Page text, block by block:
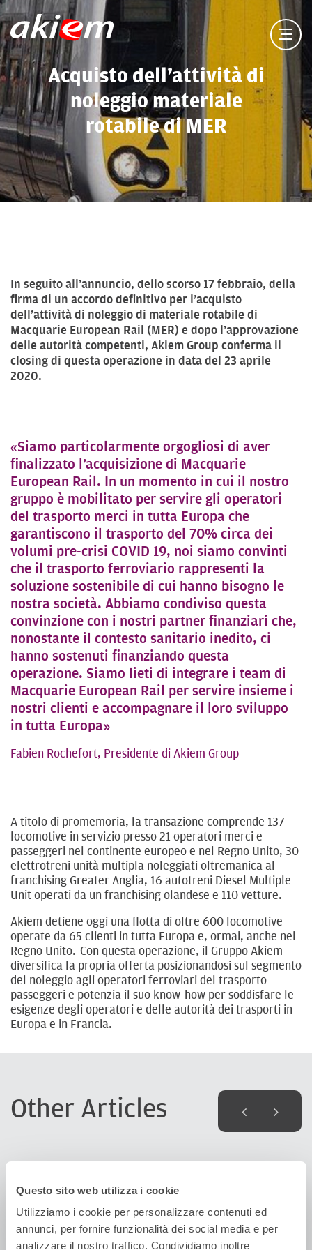
Questo sito web utilizza i cookie
Utilizziamo i cookie per personalizzare contenuti ed
annunci, per fornire funzionalità dei social media e per
analizzare il nostro traffico. Condividiamo inoltre
Acquisto dell’attività di
noleggio materiale
rotabile di MER
In seguito all’annuncio, dello scorso 17 febbraio, della
firma di un accordo definitivo per l’acquisto
dell’attività di noleggio di materiale rotabile di
Macquarie European Rail (MER) e dopo l’approvazione
delle autorità competenti, Akiem Group conferma il
closing di questa operazione in data del 23 aprile
2020.
«Siamo particolarmente orgogliosi di aver
finalizzato l’acquisizione di Macquarie
European Rail. In un momento in cui il nostro
gruppo è mobilitato per servire gli operatori
del trasporto merci in tutta Europa che
garantiscono il trasporto del 70% circa dei
volumi pre-crisi COVID 19, noi siamo convinti
che il trasporto ferroviario rappresenti la
soluzione sostenibile di cui hanno bisogno le
nostra società. Abbiamo condiviso questa
convinzione con i nostri partner finanziari che,
nonostante il contesto sanitario inedito, ci
hanno sostenuti finanziando questa
operazione. Siamo lieti di integrare i team di
Macquarie European Rail per servire insieme i
nostri clienti e accompagnare il loro sviluppo
in tutta Europa»
Fabien Rochefort, Presidente di Akiem Group
A titolo di promemoria, la transazione comprende 137
locomotive in servizio presso 21 operatori merci e
passeggeri nel continente europeo e nel Regno Unito, 30
elettrotreni unità multipla noleggiati oltremanica al
franchising Greater Anglia, 16 autotreni Diesel Multiple
Unit operati da un franchising olandese e 110 vetture.
Akiem detiene oggi una flotta di oltre 600 locomotive
operate da 65 clienti in tutta Europa e, ormai, anche nel
Regno Unito. Con questa operazione, il Gruppo Akiem
diversifica la propria offerta posizionandosi sul segmento
del noleggio agli operatori ferroviari del trasporto
passeggeri e potenzia il suo know-how per soddisfare le
esigenze degli operatori e delle autorità dei trasporti in
Europa e in Francia.
Other Articles